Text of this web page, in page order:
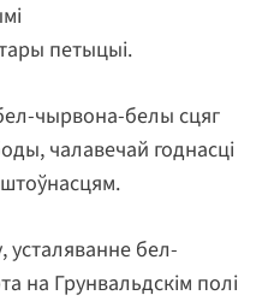
петыцыі.
чырвона-белы сцяг
чалавечай годнасці
усталяванне бел-
на Грунвальдскім полі